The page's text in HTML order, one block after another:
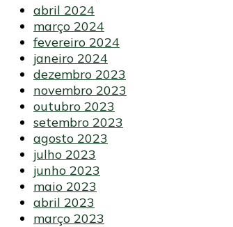
abril 2024
março 2024
fevereiro 2024
janeiro 2024
dezembro 2023
novembro 2023
outubro 2023
setembro 2023
agosto 2023
julho 2023
junho 2023
maio 2023
abril 2023
março 2023